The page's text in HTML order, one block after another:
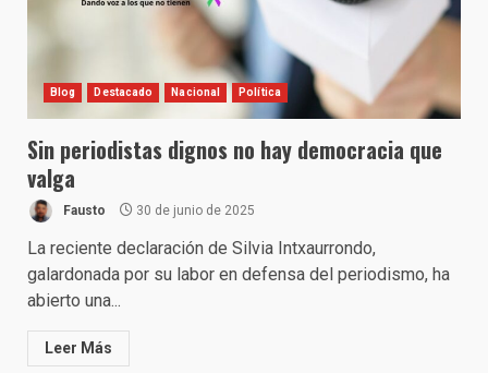
Blog Destacado Nacional Política
Sin periodistas dignos no hay democracia que
valga
Fausto 30 de junio de 2025
La reciente declaración de Silvia Intxaurrondo,
galardonada por su labor en defensa del periodismo, ha
abierto una...
Leer Más